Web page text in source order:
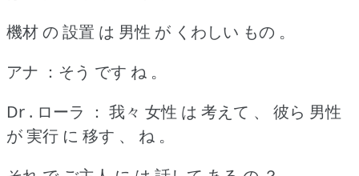
機材 の 設置 は 男性 が くわしい もの 。
アナ ：そう です ね 。
Dr . ローラ ： 我々 女性 は 考えて 、 彼ら 男性
が 実行 に 移す 、 ね 。